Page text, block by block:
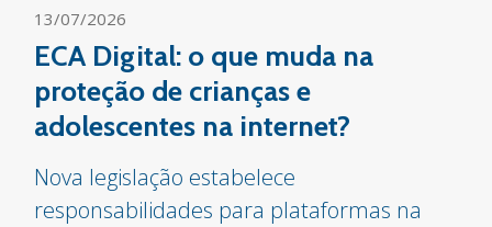
13/07/2026
ECA Digital: o que muda na
proteção de crianças e
adolescentes na internet?
Nova legislação estabelece
responsabilidades para plataformas na